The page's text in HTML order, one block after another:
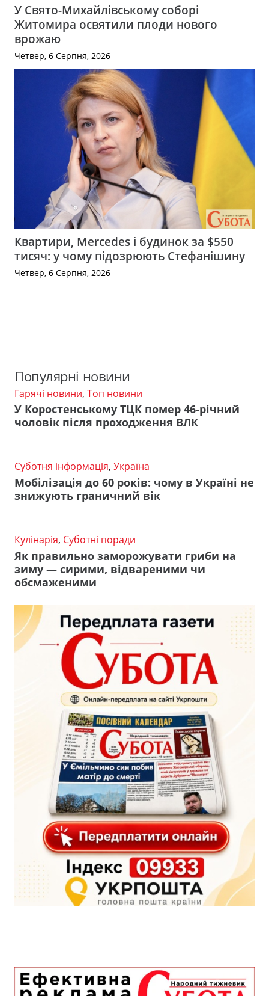
У Свято-Михайлівському соборі
Житомира освятили плоди нового
врожаю
Четвер, 6 Серпня, 2026
Квартири, Mercedes і будинок за $550
тисяч: у чому підозрюють Стефанішину
Четвер, 6 Серпня, 2026
Популярні новини
Гарячі новини, Топ новини
У Коростенському ТЦК помер 46-річний
чоловік після проходження ВЛК
Суботня інформація, Україна
Мобілізація до 60 років: чому в Україні не
знижують граничний вік
Кулінарія, Суботні поради
Як правильно заморожувати гриби на
зиму — сирими, відвареними чи
обсмаженими